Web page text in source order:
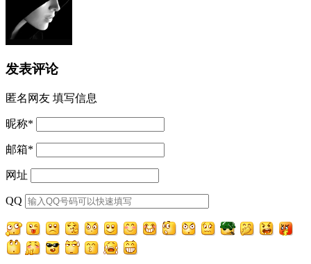
发表评论
匿名网友 填写信息
昵称*
邮箱*
网址
QQ